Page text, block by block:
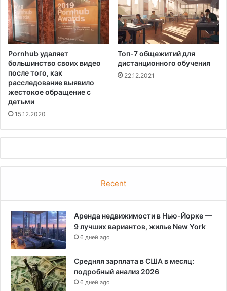
Pornhub удаляет
большинство своих видео
после того, как
расследование выявило
жестокое обращение с
детьми
15.12.2020
Топ-7 общежитий для
дистанционного обучения
22.12.2021
Recent
Аренда недвижимости в Нью-Йорке —
9 лучших вариантов, жилье New York
6 дней ago
Средняя зарплата в США в месяц:
подробный анализ 2026
6 дней ago